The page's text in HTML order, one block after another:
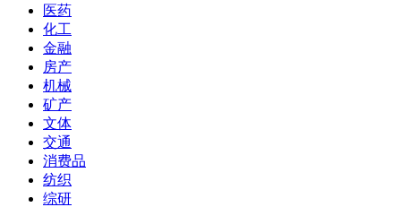
医药
化工
金融
房产
机械
矿产
文体
交通
消费品
纺织
综研